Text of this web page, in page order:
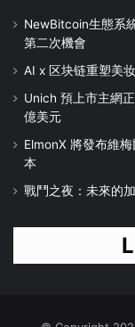
NewBitcoin生態系
第二次機會
AI x 区块链重塑美
Unich 預上市主網
億美元
ElmonX 將發布維
本
戰鬥之夜：未來的